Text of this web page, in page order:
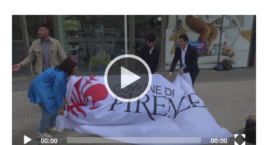
Video
Player
00:00 00:00